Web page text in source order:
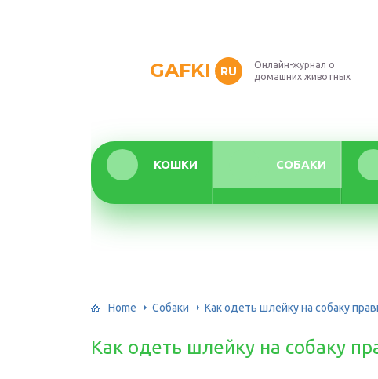
GAFKI RU
Онлайн-журнал о
домашних животных
КОШКИ СОБАКИ
Home Собаки Как одеть шлейку на собаку
Как одеть шлейку на собаку